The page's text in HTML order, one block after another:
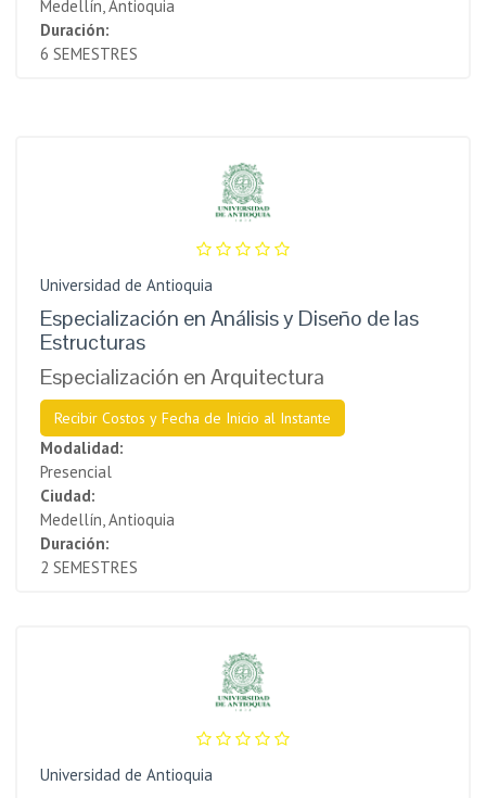
Medellín, Antioquia
Duración:
6 SEMESTRES
Universidad de Antioquia
Especialización en Análisis y Diseño de las
Estructuras
Especialización en Arquitectura
Recibir Costos y Fecha de Inicio al Instante
Modalidad:
Presencial
Ciudad:
Medellín, Antioquia
Duración:
2 SEMESTRES
Universidad de Antioquia